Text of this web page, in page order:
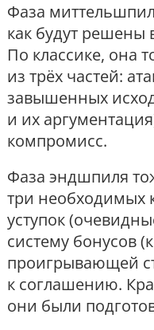
Фаза
как будут решены
По классике, она
из трёх частей:
завышенных
и их
компромисс.
Фаза эндшпиля
три необходимых
уступок
систему бонусов
проигрывающей
к соглашению.
они были